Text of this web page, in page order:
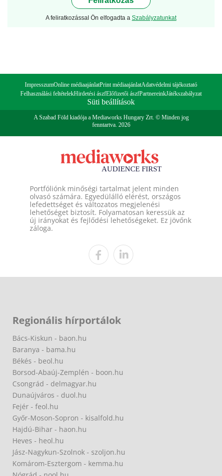
A feliratkozással Ön elfogadta a Szabályzatunkat
ImpresszumOnline médiaajánlatPrint médiaajánlatAdatvédelmi tájékoztató
Felhasználási feltételekHirdetési ászfElőfizetői ászfPartnereinkJátékszabályzat
Süti beállítások
A Szabad Föld kiadója a Mediaworks Hungary Zrt. © Minden jog
fenntartva. 2026
Portfóliónk minőségi tartalmat jelent minden
olvasó számára. Egyedülálló elérést, országos
lefedettséget és változatos megjelenési
lehetőséget biztosít. Folyamatosan keressük az
új irányokat és fejlődési lehetőségeket. Ez jövőnk
záloga.
Regionális hírportálok
Bács-Kiskun - baon.hu
Baranya - bama.hu
Békés - beol.hu
Borsod-Abaúj-Zemplén - boon.hu
Csongrád - delmagyar.hu
Dunaújváros - duol.hu
Fejér - feol.hu
Győr-Moson-Sopron - kisalfold.hu
Hajdú-Bihar - haon.hu
Heves - heol.hu
Jász-Nagykun-Szolnok - szoljon.hu
Komárom-Esztergom - kemma.hu